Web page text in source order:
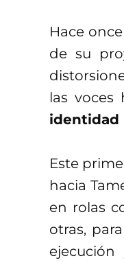
Hace
de su
las voces
identidad
Este
hacia
en rolas
otras,